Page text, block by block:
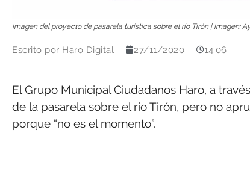
Imagen del proyecto de pasarela turística sobre el río Tirón | Imagen:
Escrito por Haro Digital 27/11/2020 14:06
El Grupo Municipal Ciudadanos Haro, a
de la pasarela sobre el río Tirón, pero no
porque “no es el momento”.